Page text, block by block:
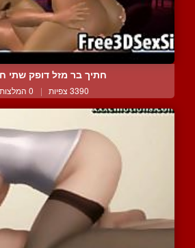
חתיך בר מזל דופק שתי
3390 צפיות | 0 המלצות